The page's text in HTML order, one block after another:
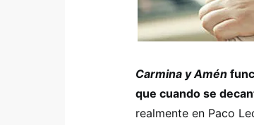
Carmina y Amén
que cuando se
realmente en Paco